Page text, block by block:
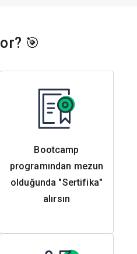
🎯
Bootcamp
programından mezun
olduğunda "Sertifika"
alırsın